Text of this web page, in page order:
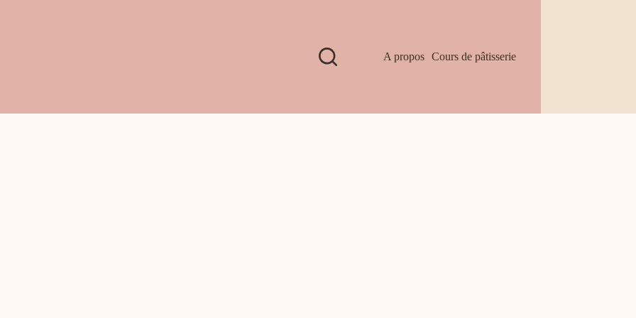
A propos Cours de pâtisserie